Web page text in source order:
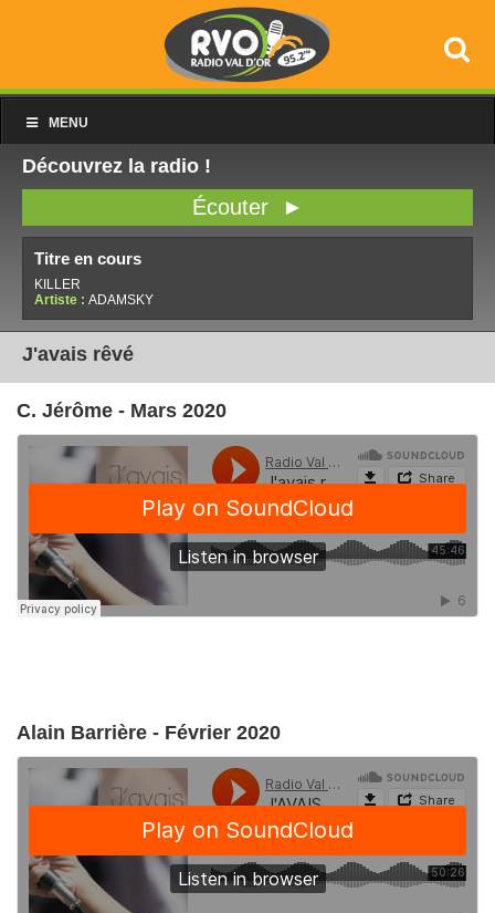
MENU
Découvrez la radio !
Écouter ►
Titre en cours
KILLER
Artiste : ADAMSKY
J'avais rêvé
C. Jérôme - Mars 2020
Alain Barrière - Février 2020